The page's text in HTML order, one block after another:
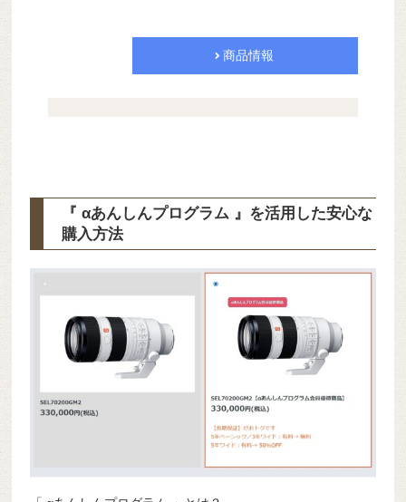
商品情報
『 αあんしんプログラム 』を活用した安心な
購入方法